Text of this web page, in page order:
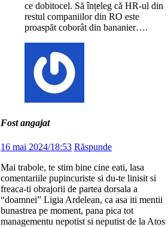
ce dobitocel. Să înțeleg că HR-ul din
restul companiilor din RO este
proaspăt coborât din bananier….
Fost angajat
16 mai 2024/18:53 Răspunde
Mai trabole, te stim bine cine eati, lasa
comentariile pupincuriste si du-te linisit si
freaca-ti obrajorii de partea dorsala a
“doamnei” Ligia Ardelean, ca asa iti mentii
bunastrea pe moment, pana pica tot
managementu nepotist si neputist de la Atos